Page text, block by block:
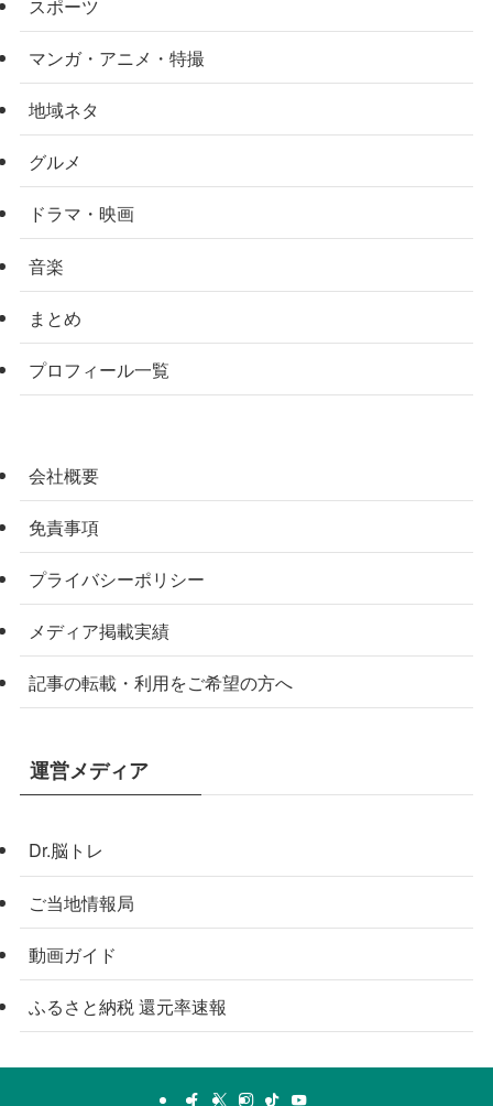
マンガ・アニメ・特撮
地域ネタ
グルメ
ドラマ・映画
音楽
まとめ
プロフィール一覧
会社概要
免責事項
プライバシーポリシー
メディア掲載実績
記事の転載・利用をご希望の方へ
運営メディア
Dr.脳トレ
ご当地情報局
動画ガイド
ふるさと納税 還元率速報